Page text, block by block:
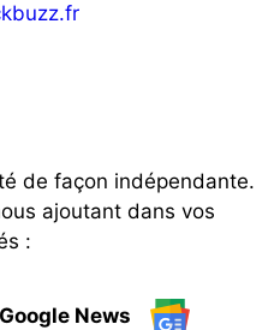
de façon indépendante.
ajoutant dans vos
:
News